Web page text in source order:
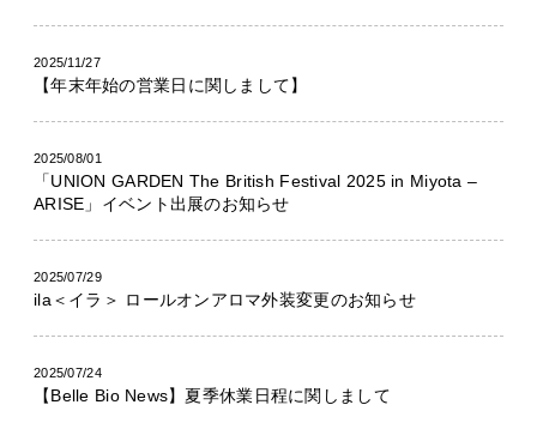
2025/11/27
【年末年始の営業日に関しまして】
2025/08/01
「UNION GARDEN The British Festival 2025 in Miyota –
ARISE」イベント出展のお知らせ
2025/07/29
ila＜イラ＞ ロールオンアロマ外装変更のお知らせ
2025/07/24
【Belle Bio News】夏季休業日程に関しまして